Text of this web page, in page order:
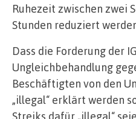
Ruhezeit zwischen zwei
Stunden reduziert
Dass die Forderung der
Ungleichbehandlung
Beschäftigten von den
„illegal“ erklärt werden
Streiks dafür „illegal“